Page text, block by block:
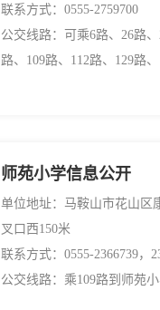
联系方式：0555-2759700
公交线路：可乘6路、26路
路、109路、112路、129路
师苑小学信息公开
单位地址：马鞍山市花山区
叉口西150米
联系方式：0555-2366739，
公交线路：乘109路到师苑